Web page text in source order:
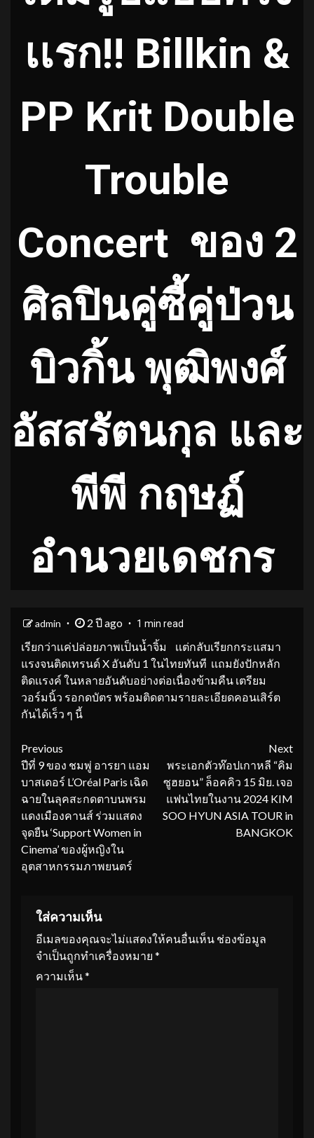
เเรก!! Billkin &
PP Krit Double
Trouble
Concert ของ 2
ศิลปินคู่ซี้คู่ป่วน
บิวกิ้น พุฒิพงศ์
อัสสรัตนกุล และ
พีพี กฤษฏ์
อำนวยเดชกร
admin 2 ปี ago 1 min read
เรียกว่าเเค่ปล่อยภาพเป็นน้ำจิ้ม เเต่กลับเรียกกระเเสมา
แรงจนติดเทรนด์ X อันดับ 1 ในไทยทันที เเถมยังปักหลัก
ติดเเรงค์ ในหลายอันดับอย่างต่อเนื่องข้ามคืน เตรียม
วอร์มนิ้ว รอกดบัตร พร้อมติดตามรายละเอียดคอนเสิร์ต
กันได้เร็ว ๆ นี้
Continue
Reading
Previous
ปีที่ 9 ของ ชมพู่ อารยา แอม
บาสเดอร์ L’Oréal Paris เฉิด
ฉายในลุคสะกดตาบนพรม
แดงเมืองคานส์ ร่วมแสดง
จุดยืน ‘Support Women in
Cinema’ ของผู้หญิงใน
อุตสาหกรรมภาพยนตร์
Next
พระเอกตัวท๊อปเกาหลี “คิม
ซูฮยอน” ล็อคคิว 15 มิย. เจอ
แฟนไทยในงาน 2024 KIM
SOO HYUN ASIA TOUR in
BANGKOK
ใส่ความเห็น
อีเมลของคุณจะไม่แสดงให้คนอื่นเห็น ช่องข้อมูล
จำเป็นถูกทำเครื่องหมาย *
ความเห็น*